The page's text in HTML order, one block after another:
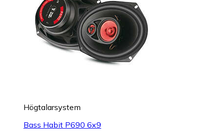
Högtalarsystem
Bass Habit P690 6x9